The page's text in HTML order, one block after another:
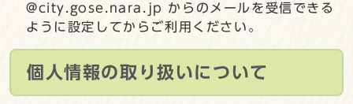
@city.gose.nara.jp からのメールを受信できる
ように設定してからご利用ください。
個人情報の取り扱いについて